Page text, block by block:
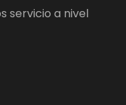
servicio a nivel